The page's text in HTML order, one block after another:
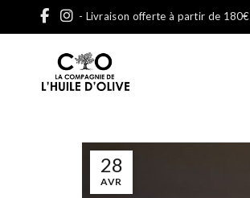
- Livraison offerte à partir de 180€
28
AVR